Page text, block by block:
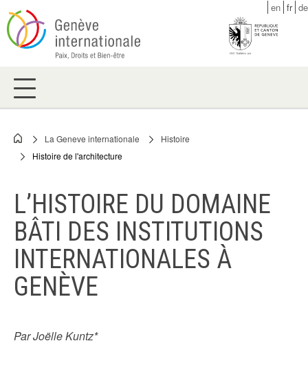
Skip
to
main
en fr de
Breadcrumb
La Geneve internationale
Histoire
Histoire de l'architecture
L’HISTOIRE DU DOMAINE
BÂTI DES INSTITUTIONS
INTERNATIONALES À
GENÈVE
Par Joëlle Kuntz*